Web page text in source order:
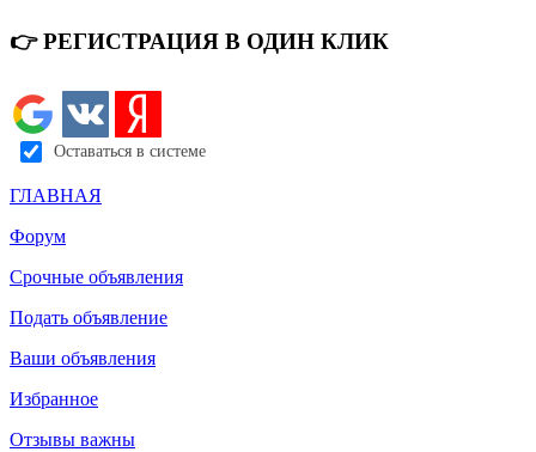
👉 РЕГИСТРАЦИЯ В ОДИН КЛИК
Оставаться в системе
ГЛАВНАЯ
Форум
Срочные объявления
Подать объявление
Ваши объявления
Избранное
Отзывы важны